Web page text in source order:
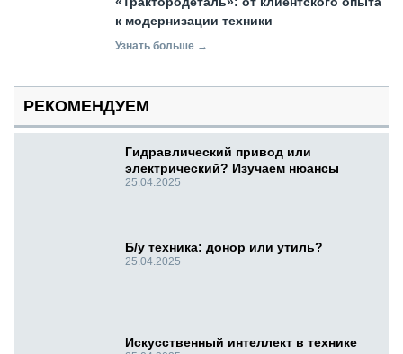
к модернизации техники
Узнать больше →
РЕКОМЕНДУЕМ
Гидравлический привод или
электрический? Изучаем нюансы
25.04.2025
Б/у техника: донор или утиль?
25.04.2025
Искусственный интеллект в технике